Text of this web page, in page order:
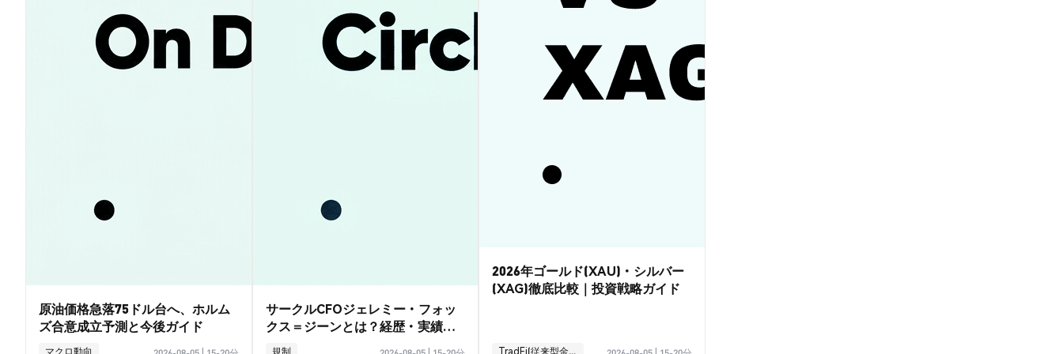
原油価格急落75ドル台へ、ホルム
ズ合意成立予測と今後ガイド
マクロ動向
サークルCFOジェレミー・フォッ
クス＝ジーンとは？経歴・実績ガ
イド
規制
2026年ゴールド(XAU)・シルバー
(XAG)徹底比較｜投資戦略ガイド
TradFi(従来型金融)